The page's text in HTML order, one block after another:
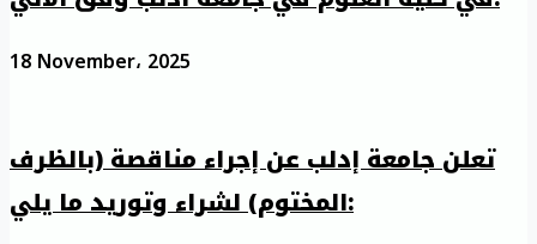
18 November، 2025
تعلن جامعة إدلب عن إجراء مناقصة (بالظرف
المختوم) لشراء وتوريد ما يلي: